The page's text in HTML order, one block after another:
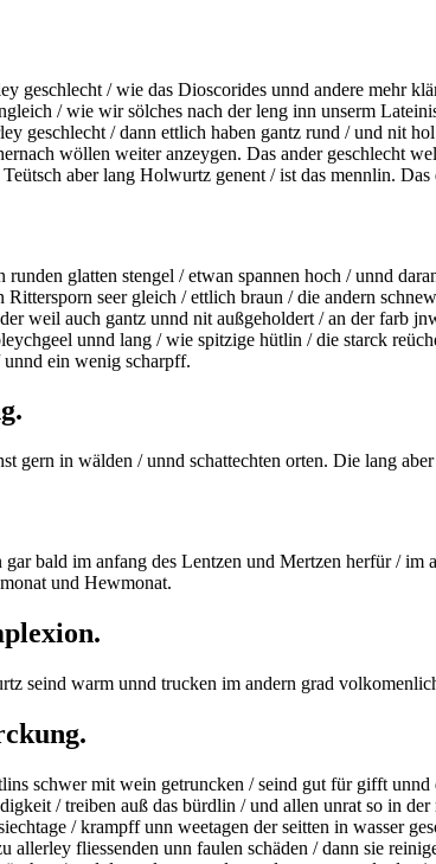
geschlecht / wie das Dioscorides unnd andere mehr
/ wie wir sölches nach der leng inn unserm
geschlecht / dann ettlich haben gantz rund / und nit
wöllen weiter anzeygen. Das ander geschlecht
aber lang Holwurtz genent / ist das mennlin.
glatten stengel / etwan spannen hoch / unnd
Rittersporn seer gleich / ettlich braun / die andern
weil auch gantz unnd nit außgeholdert / an der farb
unnd lang / wie spitzige hütlin / die starck
ein wenig scharpff.
gern in wälden / unnd schattechten orten. Die lang
bald im anfang des Lentzen und Mertzen herfür / im
und Hewmonat.
seind warm unnd trucken im andern grad
schwer mit wein getruncken / seind gut für gifft
/ treiben auß das bürdlin / und allen unrat so in der
/ krampff unn weetagen der seitten in wasser
allerley fliessenden unn faulen schäden / dann sie